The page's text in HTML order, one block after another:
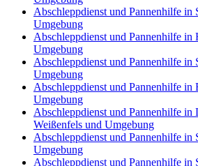
Abschleppdienst und Pannenhilfe in
Umgebung
Abschleppdienst und Pannenhilfe in
Umgebung
Abschleppdienst und Pannenhilfe in
Umgebung
Abschleppdienst und Pannenhilfe in
Umgebung
Abschleppdienst und Pannenhilfe in
Weißenfels und Umgebung
Abschleppdienst und Pannenhilfe in
Umgebung
Abschleppdienst und Pannenhilfe in